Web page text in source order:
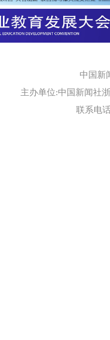
中国新
主办单位:中国新闻社
联系电